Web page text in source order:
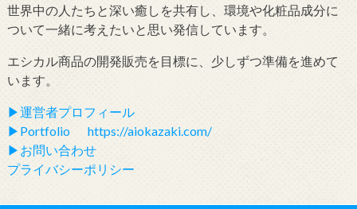
世界中の人たちと深い癒しを共有し、環境や化粧品成分に
ついて一緒に考えたいと思い発信しています。
エシカル商品の開発販売を目標に、少しずつ準備を進めて
います。
▶︎運営者プロフィール
▶︎Portfolio https://aiokazaki.com/
▶︎お問い合わせ
プライバシーポリシー